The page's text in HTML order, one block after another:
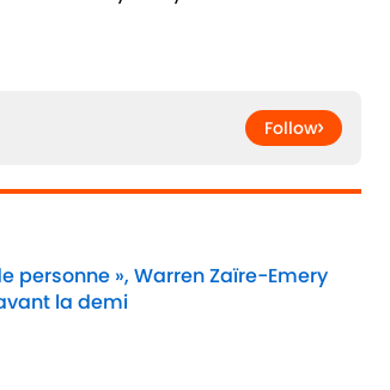
Follow
personne », Warren Zaïre-Emery
la demi